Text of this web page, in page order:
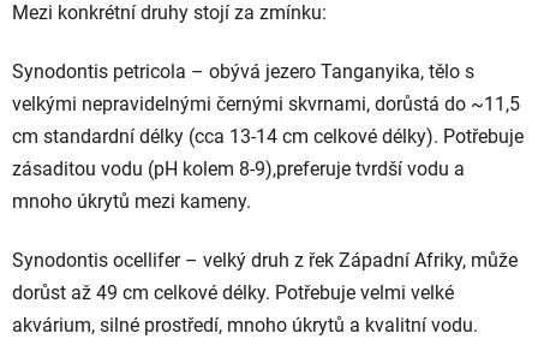
Mezi konkrétní druhy stojí za zmínku:
Synodontis petricola – obývá jezero Tanganyika, tělo s
velkými nepravidelnými černými skvrnami, dorůstá do ~11,5
cm standardní délky (cca 13-14 cm celkové délky). Potřebuje
zásaditou vodu (pH kolem 8-9),preferuje tvrdší vodu a
mnoho úkrytů mezi kameny.
Synodontis ocellifer– velký druh z řek Západní Afriky, může
dorůst až 49 cm celkové délky. Potřebuje velmi velké
akvárium, silné prostředí, mnoho úkrytů a kvalitní vodu.